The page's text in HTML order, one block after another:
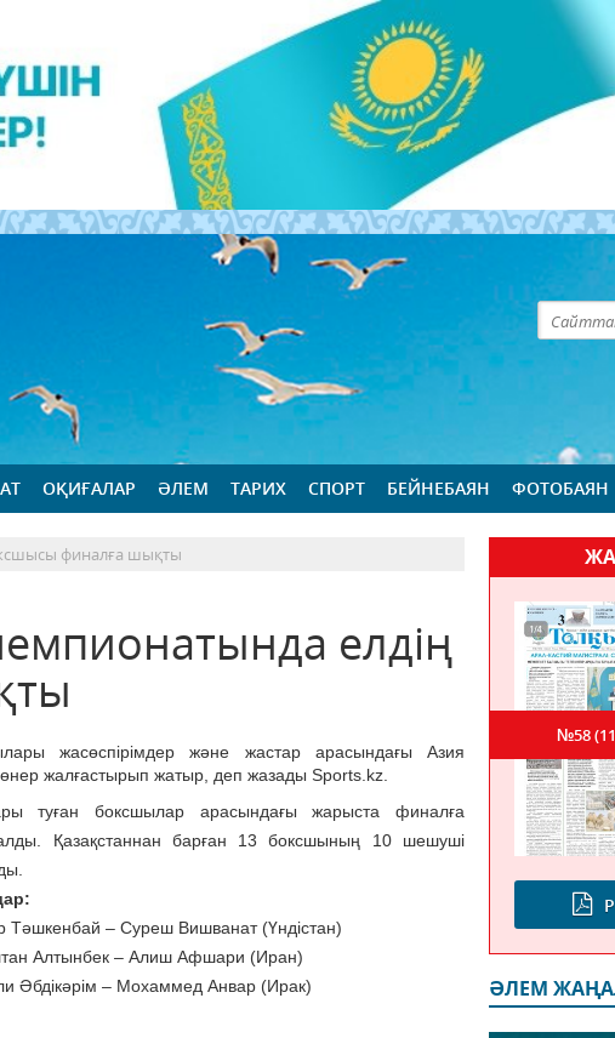
ОҚИҒАЛАР ӘЛЕМ ТАРИХ СПОРТ БЕЙНЕБАЯН ФОТОБАЯН
финалға шықты
елдің
жасөспірімдер және жастар арасындағы Азия
жалғастырып жатыр, деп жазады Sports.kz.
туған боксшылар арасындағы жарыста финалға
Қазақстаннан барған 13 боксшының 10 шешуші
Тәшкенбай – Суреш Вишванат (Үндістан)
Алтынбек – Алиш Афшари (Иран)
Әбдікәрім – Мохаммед Анвар (Ирак)
№58
ӘЛЕМ